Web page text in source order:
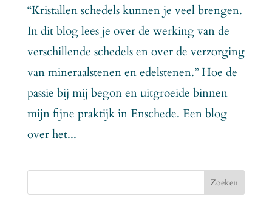
“Kristallen schedels kunnen je veel brengen.
In dit blog lees je over de werking van de
verschillende schedels en over de verzorging
van mineraalstenen en edelstenen.” Hoe de
passie bij mij begon en uitgroeide binnen
mijn fijne praktijk in Enschede. Een blog
over het...
Zoeken